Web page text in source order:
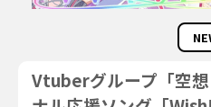
Vtuberグループ「空